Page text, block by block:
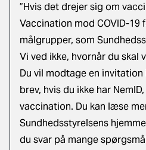
”Hvis det drejer sig om
Vaccination mod COVID-19
målgrupper, som
Vi ved ikke, hvornår du skal
Du vil modtage en
brev, hvis du ikke har
vaccination. Du kan læse
Sundhedsstyrelsens
du svar på mange